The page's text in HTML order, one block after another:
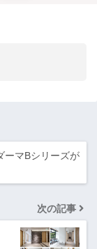
ーマBシリーズが
次の記事